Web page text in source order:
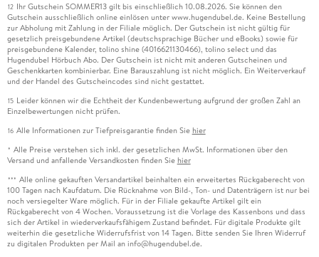
12 Ihr Gutschein SOMMER13 gilt bis einschließlich 10.08.2026. Sie können den
Gutschein ausschließlich online einlösen unter www.hugendubel.de. Keine Bestellung
zur Abholung mit Zahlung in der Filiale möglich. Der Gutschein ist nicht gültig für
gesetzlich preisgebundene Artikel (deutschsprachige Bücher und eBooks) sowie für
preisgebundene Kalender, tolino shine (4016621130466), tolino select und das
Hugendubel Hörbuch Abo. Der Gutschein ist nicht mit anderen Gutscheinen und
Geschenkkarten kombinierbar. Eine Barauszahlung ist nicht möglich. Ein Weiterverkauf
und der Handel des Gutscheincodes sind nicht gestattet.
15 Leider können wir die Echtheit der Kundenbewertung aufgrund der großen Zahl an
Einzelbewertungen nicht prüfen.
16 Alle Informationen zur Tiefpreisgarantie finden Sie hier
* Alle Preise verstehen sich inkl. der gesetzlichen MwSt. Informationen über den
Versand und anfallende Versandkosten finden Sie hier
*** Alle online gekauften Versandartikel beinhalten ein erweitertes Rückgaberecht von
100 Tagen nach Kaufdatum. Die Rücknahme von Bild-, Ton- und Datenträgern ist nur bei
noch versiegelter Ware möglich. Für in der Filiale gekaufte Artikel gilt ein
Rückgaberecht von 4 Wochen. Voraussetzung ist die Vorlage des Kassenbons und dass
sich der Artikel in wiederverkaufsfähigem Zustand befindet. Für digitale Produkte gilt
weiterhin die gesetzliche Widerrufsfrist von 14 Tagen. Bitte senden Sie Ihren Widerruf
zu digitalen Produkten per Mail an info@hugendubel.de.